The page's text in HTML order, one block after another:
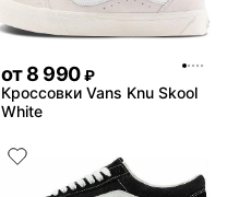
от8 990 ₽
Кроссовки Vans Knu Skool
White